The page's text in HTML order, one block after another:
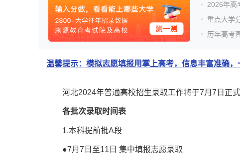
2026年高
重点大学
历年高考
温馨提示：模拟志愿填报用掌上高考，信息丰富准确，
河北2024年普通高校招生录取工作将于7月7日正式
各批次录取时间表
1.本科提前批A段
●7月7日至11日 集中填报志愿录取